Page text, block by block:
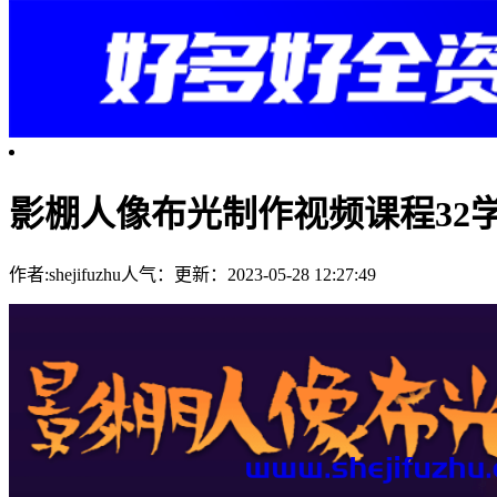
影棚人像布光制作视频课程32
作者:shejifuzhu人气： 更新：2023-05-28 12:27:49